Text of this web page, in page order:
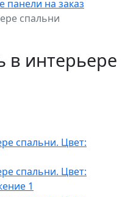
панели на заказ
спальни
в интерьере